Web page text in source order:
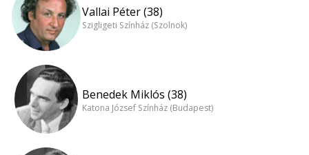
Vallai Péter (38)
Szigligeti Színház (Szolnok)
Benedek Miklós (38)
Katona József Színház (Budapest)